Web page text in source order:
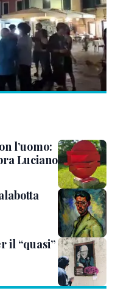
l’uomo:
Luciano
il “quasi”